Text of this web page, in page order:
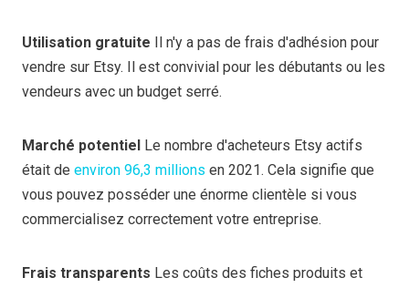
Utilisation gratuite Il n'y a pas de frais d'adhésion pour
vendre sur Etsy. Il est convivial pour les débutants ou les
vendeurs avec un budget serré.
Marché potentiel
Le nombre d'acheteurs Etsy actifs
était de environ 96,3 millions en 2021. Cela signifie que
vous pouvez posséder une énorme clientèle si vous
commercialisez correctement votre entreprise.
Frais transparents Les coûts des fiches produits et